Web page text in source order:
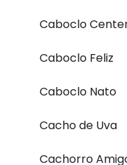
Caboclo
Caboclo Feliz
Caboclo Nato
Cacho de Uva
Cachorro